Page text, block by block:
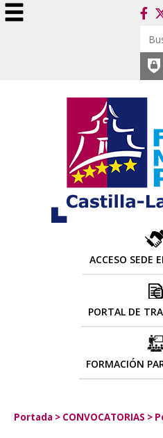
ACCESO SEDE
PORTAL DE
FORMACIÓN
Portada > CONVOCATORIAS >